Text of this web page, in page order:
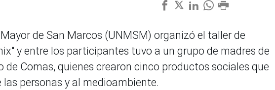
de San Marcos (UNMSM) organizó el taller de
y entre los participantes tuvo a un grupo de madres de
Comas, quienes crearon cinco productos sociales que
personas y al medioambiente.